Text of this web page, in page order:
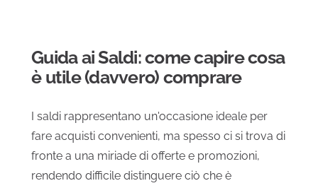
Guida ai Saldi: come capire cosa
è utile (davvero) comprare
I saldi rappresentano un'occasione ideale per
fare acquisti convenienti, ma spesso ci si trova di
fronte a una miriade di offerte e promozioni,
rendendo difficile distinguere ciò che è